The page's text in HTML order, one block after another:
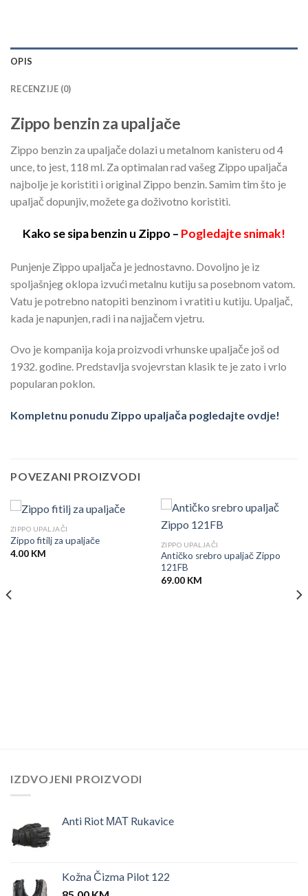
OPIS
RECENZIJE (0)
Zippo benzin za upaljače
Zippo benzin za upaljače dolazi u metalnom kanisteru od 4
unce, to jest, 118 ml. Za optimalan rad vašeg Zippo upaljača
najbolje je koristiti i original Zippo benzin. Samim tim što je
upaljač dopunjiv, možete ga doživotno koristiti.
Kako se sipa benzin u Zippo – Pogledajte snimak!
Punjenje Zippo upaljača je jednostavno. Dovoljno je iz
spoljašnjeg oklopa izvući metalnu kutiju sa posebnom vatom.
Vatu je potrebno natopiti benzinom i vratiti u kutiju. Upaljač,
kada je napunjen, radi i na najjačem vjetru.
Ovo je kompanija koja proizvodi vrhunske upaljače još od
1932. godine. Predstavlja svojevrstan klasik te je zato i vrlo
popularan poklon.
Kompletnu ponudu Zippo upaljača pogledajte ovdje!
POVEZANI PROIZVODI
ZIPPO UPALJAČI
Zippo fitilj za upaljače
4.00 KM
ZIPPO UPALJAČI
Antičko srebro upaljač Zippo
121FB
69.00 KM
IZDVOJENI PROIZVODI
Anti Riot ΜΑΤ Rukavice
Kožna Čizma Pilot 122